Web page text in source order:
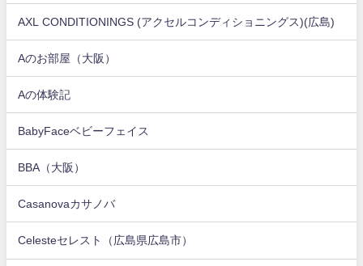
AXL CONDITIONINGS (アクセルコンディショニングス)(広島)
Aのお部屋（大阪）
Aの体験記
BabyFaceベビーフェイス
BBA（大阪）
Casanovaカサノバ
Celesteセレスト（広島県広島市）